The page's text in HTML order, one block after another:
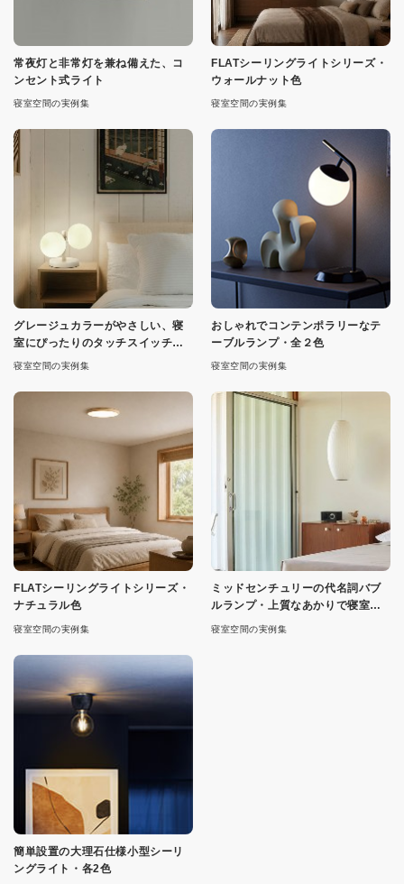
常夜灯と非常灯を兼ね備えた、コ
ンセント式ライト
寝室空間の実例集
FLATシーリングライトシリーズ・
ウォールナット色
寝室空間の実例集
グレージュカラーがやさしい、寝
室にぴったりのタッチスイッチ式
ライト
寝室空間の実例集
おしゃれでコンテンポラリーなテ
ーブルランプ・全２色
寝室空間の実例集
FLATシーリングライトシリーズ・
ナチュラル色
寝室空間の実例集
ミッドセンチュリーの代名詞バブ
ルランプ・上質なあかりで寝室を
演出
寝室空間の実例集
簡単設置の大理石仕様小型シーリ
ングライト・各2色